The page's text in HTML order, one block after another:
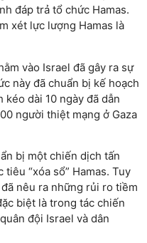
đáp trả tổ chức Hamas.
xét lực lượng Hamas là
vào Israel đã gây ra sự
này đã chuẩn bị kế hoạch
dài 10 ngày đã dẫn
người thiệt mạng ở Gaza
bị một chiến dịch tấn
“xóa sổ” Hamas. Tuy
nêu ra những rủi ro tiềm
biệt là trong tác chiến
đội Israel và dân